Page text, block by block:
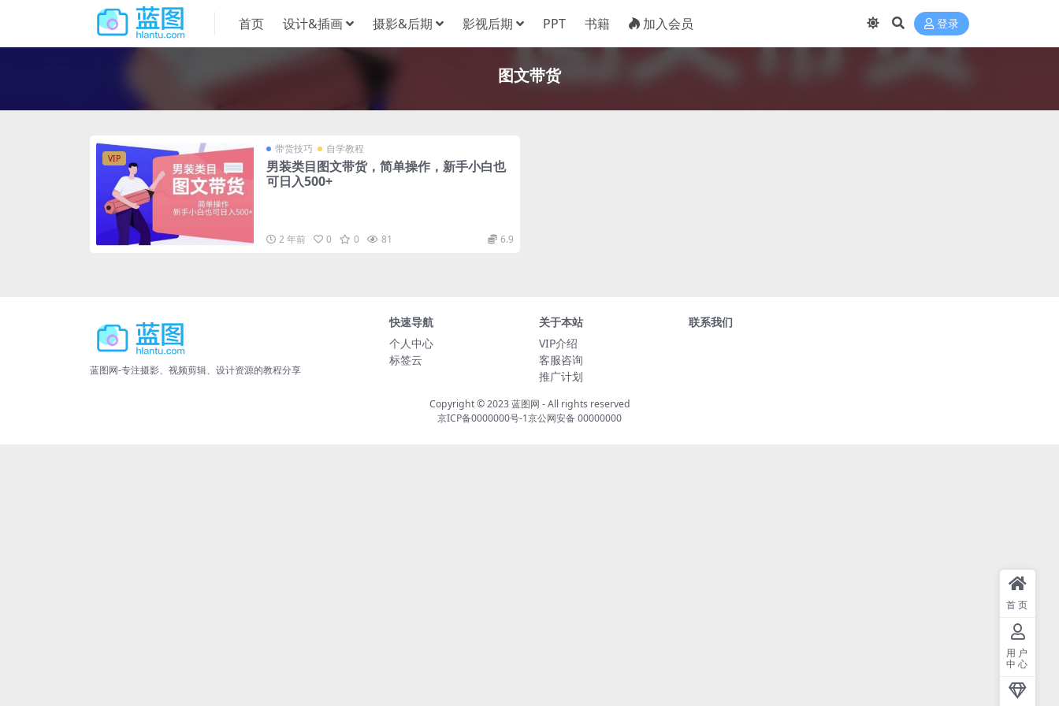
首页 设计&插画 摄影&后期 影视后期 PPT 书籍 加入会员 登录
图文带货
VIP
带货技巧 自学教程
男装类目图文带货，简单操作，新手小白也
可日入500+
2 年前 0 0 81 6.9
蓝图网-专注摄影、视频剪辑、设计资源的教程分享
快速导航
个人中心
标签云
关于本站
VIP介绍
客服咨询
推广计划
联系我们
Copyright © 2023蓝图网 - All rights reserved
京ICP备0000000号-1京公网安备 00000000
首页
用户
中心